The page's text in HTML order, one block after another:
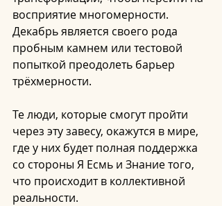
восприятие многомерности.
Декабрь является своего рода
пробным камнем или тестовой
попыткой преодолеть барьер
трёхмерности.
Те люди, которые смогут пройти
через эту завесу, окажутся в мире,
где у них будет полная поддержка
со стороны Я Есмь и Знание того,
что происходит в коллективной
реальности.